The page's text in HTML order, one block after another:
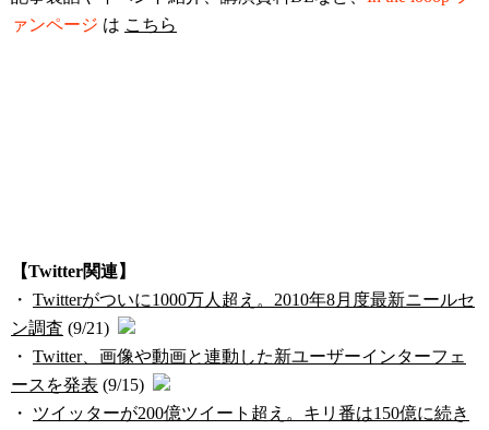
ァンページ は こちら
【Twitter関連】
・ Twitterがついに1000万人超え。2010年8月度最新ニールセ
ン調査 (9/21)
・ Twitter、画像や動画と連動した新ユーザーインターフェ
ースを発表 (9/15)
・ ツイッターが200億ツイート超え。キリ番は150億に続き